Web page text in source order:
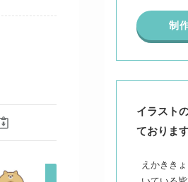
制
イラスト
ております
えかきき